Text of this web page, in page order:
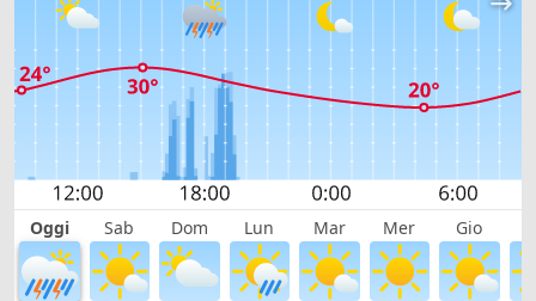
Oggi Sab Dom Lun Mar Mer Gio